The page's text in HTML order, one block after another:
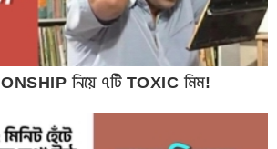
নিয়ে ৭টি TOXIC মিম!